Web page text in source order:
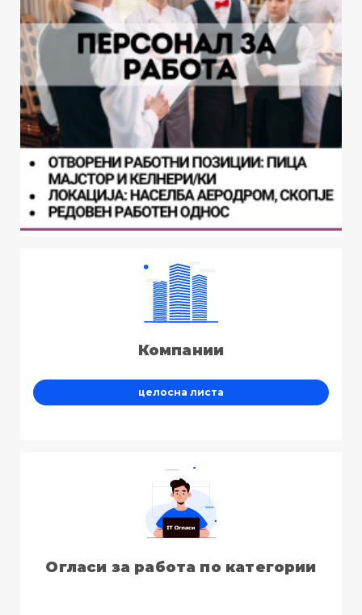
Компании
целосна листа
Огласи за работа по категории